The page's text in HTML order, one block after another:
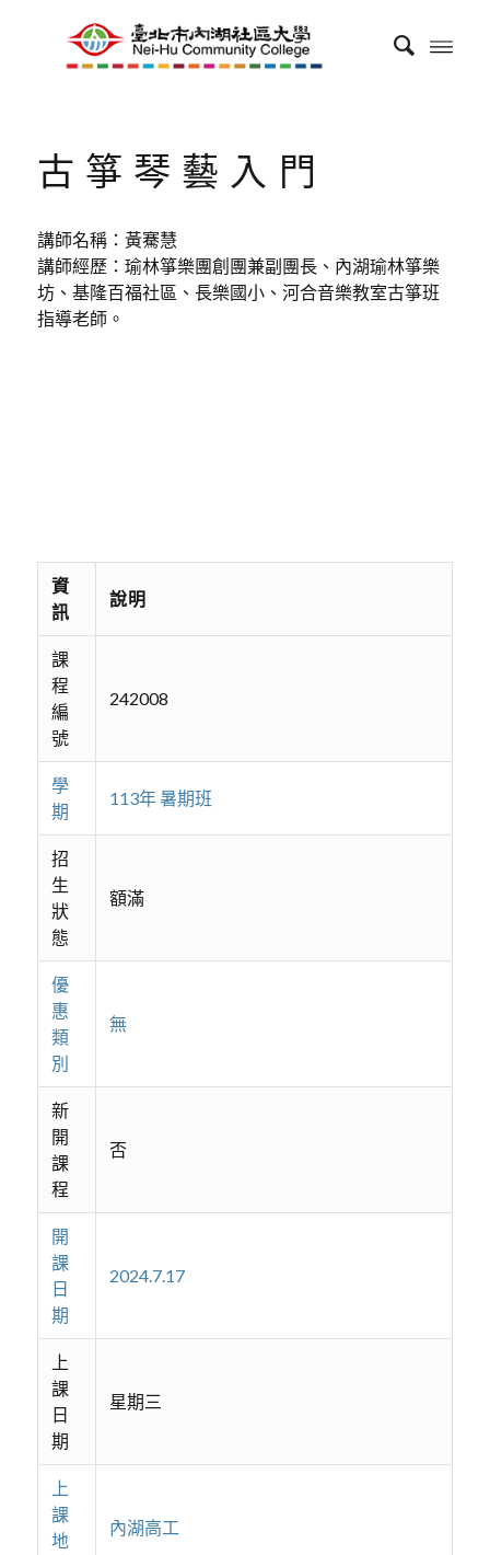
古箏琴藝入門
講師名稱：黃騫慧
講師經歷：瑜林箏樂團創團兼副團長、內湖瑜林箏樂
坊、基隆百福社區、長樂國小、河合音樂教室古箏班
指導老師。
資
訊
說明
課
程
編
號
242008
學
期
113年 暑期班
招
生
狀
態
額滿
優
惠
類
別
無
新
開
課
程
否
開
課
日
期
2024.7.17
上
課
日
期
星期三
上
課
地
內湖高工